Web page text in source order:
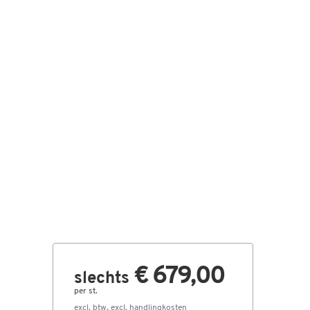
slechts € 679,00
per st.
excl. btw, excl. handlingkosten